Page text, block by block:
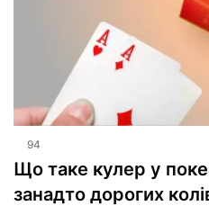
94
Що таке кулер у
занадто дорогих